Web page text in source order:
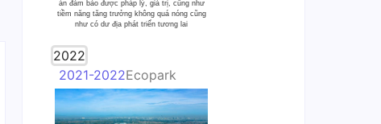
án đảm bảo được pháp lý, giá trị, cũng như
tiềm năng tăng trưởng không quá nóng cũng
như có dư địa phát triển tương lai
2022
2021-2022Ecopark